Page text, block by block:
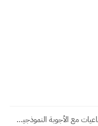
أسئلة الاجتماعيات مع الأجوبة النموذجية محافظة صلاح الدين السادس الابتدائي